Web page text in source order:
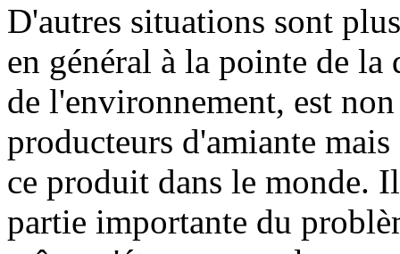
D'autres situations sont
en général à la pointe de la
de l'environnement, est
producteurs d'amiante
ce produit dans le monde.
partie importante du